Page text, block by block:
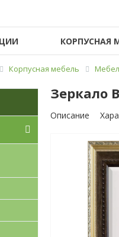
КОРПУСНАЯ
Корпусная мебель
Зеркало
Описание